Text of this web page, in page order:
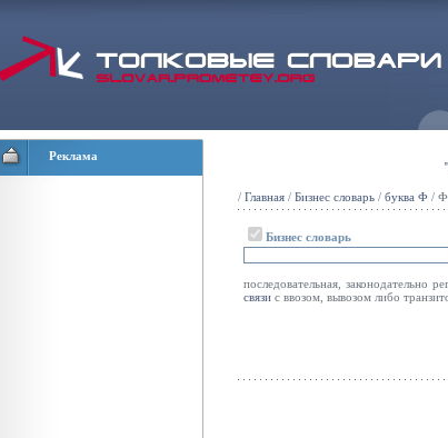
Реклама
/ Главная / Бизнес словарь / буква Ф /
Бизнес словарь
последовательная, законодательно
связи с ввозом, вывозом либо